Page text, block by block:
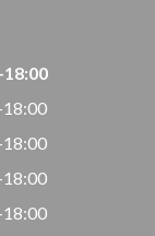
18:00